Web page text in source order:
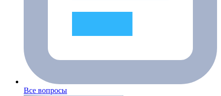
Все вопросы